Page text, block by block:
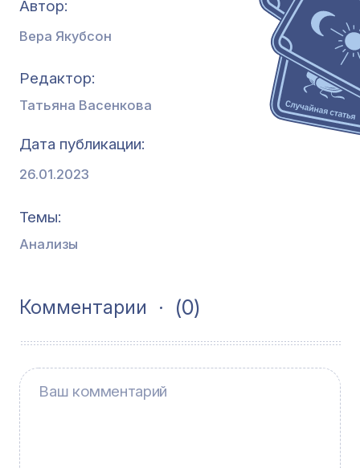
Автор:
Вера Якубсон
Редактор
Татьяна Васенкова
Дата публикации
26.01.2023
Темы
Анализы
Комментарии (0)